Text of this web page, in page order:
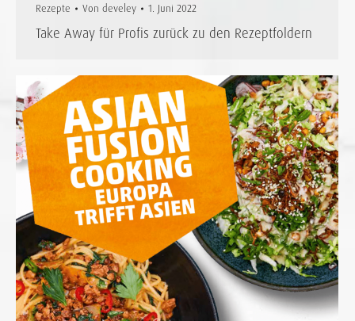
Rezepte Von develey 1. Juni 2022
Take Away für Profis zurück zu den Rezeptfoldern